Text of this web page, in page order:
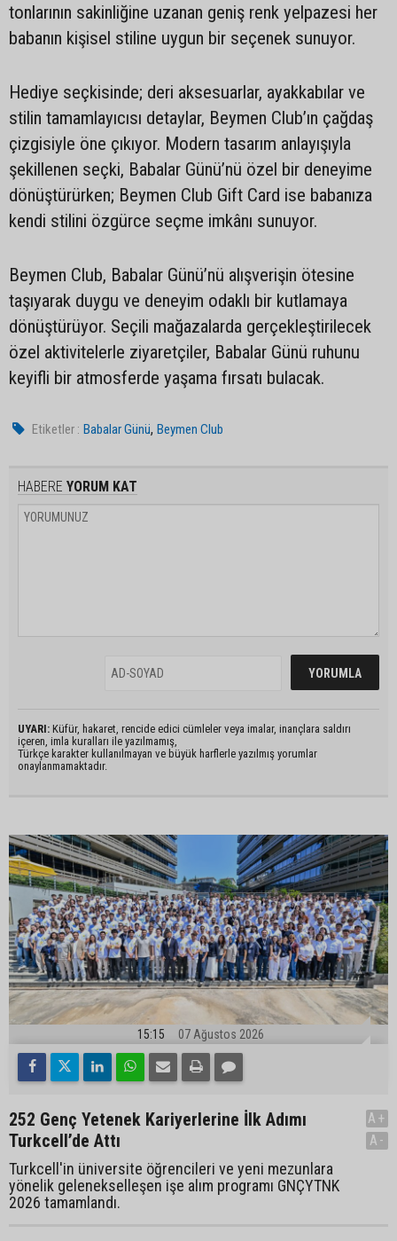
tonlarının sakinliğine uzanan geniş renk yelpazesi her
babanın kişisel stiline uygun bir seçenek sunuyor.
Hediye seçkisinde; deri aksesuarlar, ayakkabılar ve
stilin tamamlayıcısı detaylar, Beymen Club’ın çağdaş
çizgisiyle öne çıkıyor. Modern tasarım anlayışıyla
şekillenen seçki, Babalar Günü’nü özel bir deneyime
dönüştürürken; Beymen Club Gift Card ise babanıza
kendi stilini özgürce seçme imkânı sunuyor.
Beymen Club, Babalar Günü’nü alışverişin ötesine
taşıyarak duygu ve deneyim odaklı bir kutlamaya
dönüştürüyor. Seçili mağazalarda gerçekleştirilecek
özel aktivitelerle ziyaretçiler, Babalar Günü ruhunu
keyifli bir atmosferde yaşama fırsatı bulacak.
Etiketler : Babalar Günü,Beymen Club
HABERE YORUM KAT
UYARI: Küfür, hakaret, rencide edici cümleler veya imalar, inançlara saldırı
içeren, imla kuralları ile yazılmamış,
Türkçe karakter kullanılmayan ve büyük harflerle yazılmış yorumlar
onaylanmamaktadır.
15:15 07 Ağustos 2026
252 Genç Yetenek Kariyerlerine İlk Adımı
Turkcell’de Attı
Turkcell'in üniversite öğrencileri ve yeni mezunlara
yönelik gelenekselleşen işe alım programı GNÇYTNK
2026 tamamlandı.
A+
A-